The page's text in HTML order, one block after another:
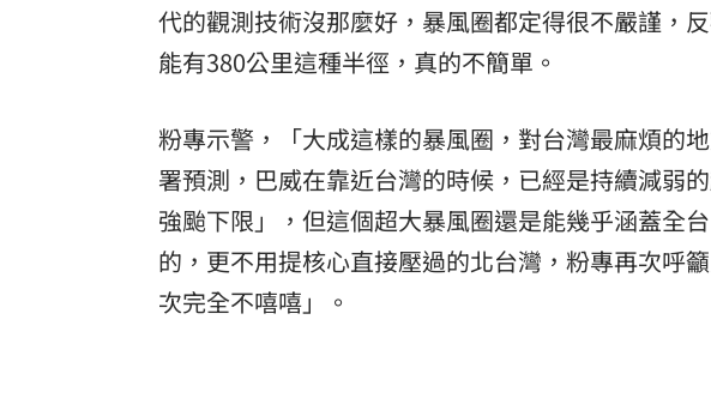
代的觀測技術沒那麼好，暴風圈都定得很不嚴謹，
能有380公里這種半徑，真的不簡單。
粉專示警，「大成這樣的暴風圈，對台灣最麻煩的
署預測，巴威在靠近台灣的時候，已經是持續減弱
強颱下限」，但這個超大暴風圈還是能幾乎涵蓋全
的，更不用提核心直接壓過的北台灣，粉專再次呼
次完全不嘻嘻」。